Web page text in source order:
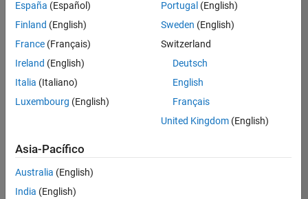
han
traducido
todos
los
empleos.
Busque
por
ubicación
todos
empleos
en su
España (Español)
Finland (English)
France (Français)
Ireland (English)
Italia (Italiano)
Luxembourg (English)
Portugal (English)
Sweden (English)
Switzerland
Deutsch
English
Français
United Kingdom(English)
Asia-Pacífico
Australia (English)
India (English)